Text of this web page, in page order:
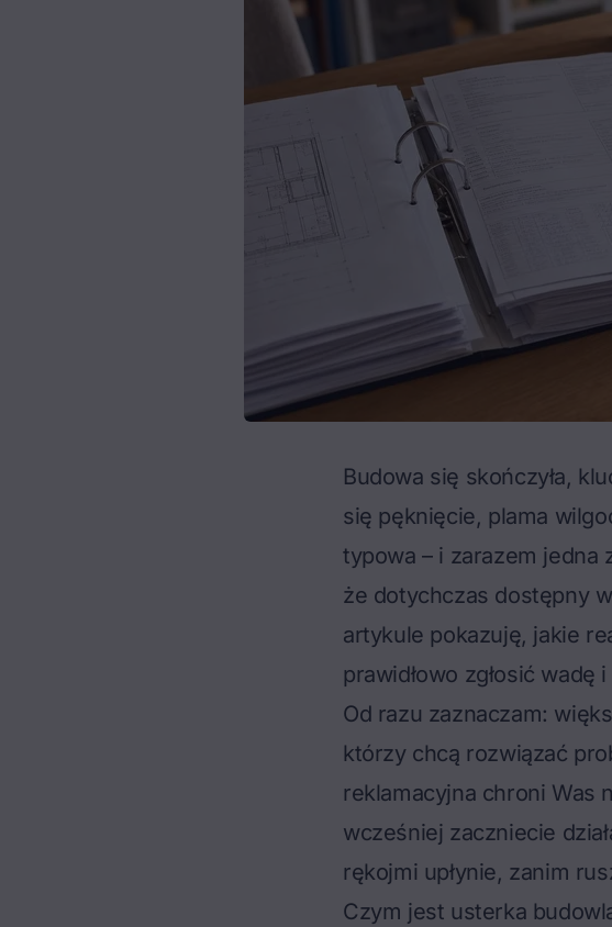
Budowa się skończyła,
się pęknięcie, plama
typowa – i zarazem jedna
że dotychczas dostępny
artykule pokazuję, jakie
prawidłowo zgłosić
Od razu zaznaczam:
którzy chcą rozwiązać
reklamacyjna chroni Was
wcześniej zaczniecie
rękojmi upłynie, zanim
Czym jest usterka